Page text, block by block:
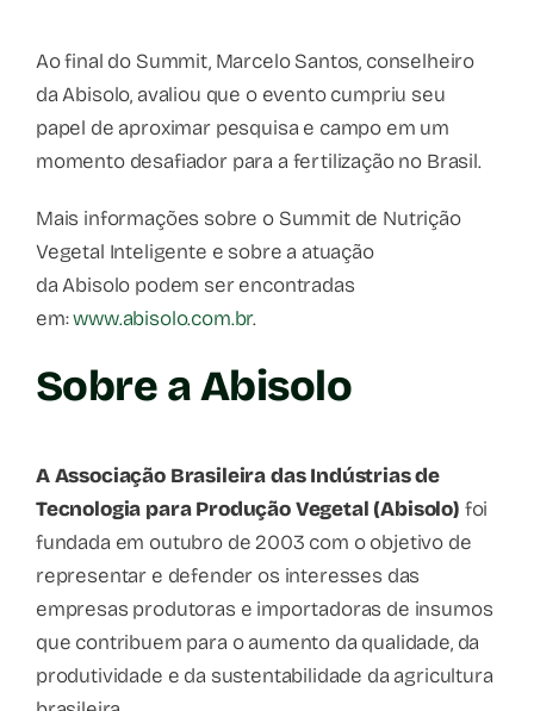
Ao final do Summit, Marcelo Santos, conselheiro
da Abisolo, avaliou que o evento cumpriu seu
papel de aproximar pesquisa e campo em um
momento desafiador para a fertilização no Brasil.
Mais informações sobre o Summit de Nutrição
Vegetal Inteligente e sobre a atuação
da Abisolo podem ser encontradas
em:www.abisolo.com.br.
Sobre a Abisolo
A Associação Brasileira das Indústrias de
Tecnologia para Produção Vegetal (Abisolo) foi
fundada em outubro de 2003 com o objetivo de
representar e defender os interesses das
empresas produtoras e importadoras de insumos
que contribuem para o aumento da qualidade, da
produtividade e da sustentabilidade da agricultura